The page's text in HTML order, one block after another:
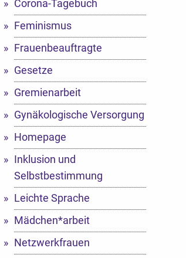
Corona-Tagebuch
Feminismus
Frauenbeauftragte
Gesetze
Gremienarbeit
Gynäkologische Versorgung
Homepage
Inklusion und
Selbstbestimmung
Leichte Sprache
Mädchen*arbeit
Netzwerkfrauen